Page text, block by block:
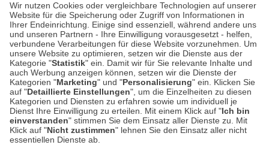
Wir nutzen Cookies oder vergleichbare Technologien auf unserer
Website für die Speicherung oder Zugriff von Informationen in
Ihrer Endeinrichtung. Einige sind essenziell, während andere uns
und unseren Partnern - Ihre Einwilligung vorausgesetzt - helfen,
verbundene Verarbeitungen für diese Website vorzunehmen. Um
unsere Website zu optimieren, setzen wir die Dienste aus der
Kategorie "Statistik" ein. Damit wir für Sie relevante Inhalte und
auch Werbung anzeigen können, setzen wir die Dienste der
Kategorien "Marketing" und "Personalisierung" ein. Klicken Sie
auf "Detaillierte Einstellungen", um die Einzelheiten zu diesen
Kategorien und Diensten zu erfahren sowie um individuell je
Dienst Ihre Einwilligung zu erteilen. Mit einem Klick auf "Ich bin
einverstanden" stimmen Sie dem Einsatz aller Dienste zu. Mit
Klick auf "Nicht zustimmen" lehnen Sie den Einsatz aller nicht
essentiellen Dienste ab.
Unser Geschäft in Meckenheim
Auf dem Steinbüchel 6
53340 Meckenheim
Montag bis Samstag 9:00 Uhr bis 18:00 Uhr
weitere Information
Hier finden Sie uns im Netz